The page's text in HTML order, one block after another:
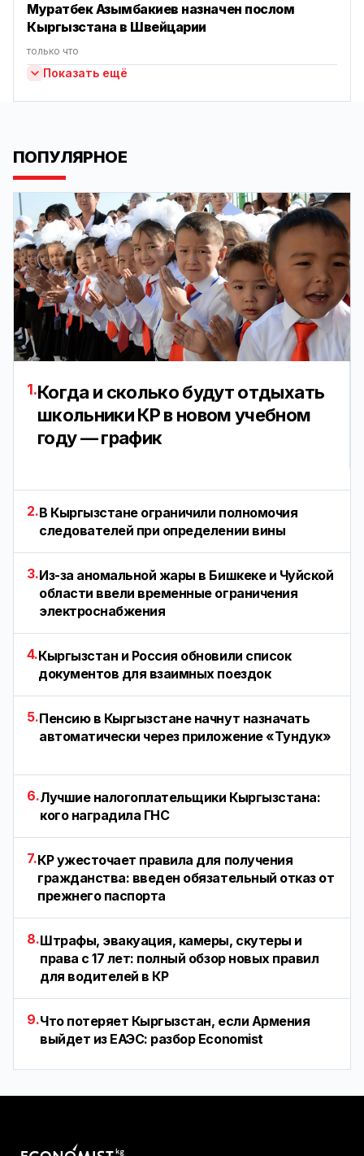
Муратбек Азымбакиев назначен послом
Кыргызстана в Швейцарии
только что
Показать ещё
ПОПУЛЯРНОЕ
1.Когда и сколько будут отдыхать
школьники КР в новом учебном
году — график
2.В Кыргызстане ограничили полномочия
следователей при определении вины
3.Из-за аномальной жары в Бишкеке и Чуйской
области ввели временные ограничения
электроснабжения
4.Кыргызстан и Россия обновили список
документов для взаимных поездок
5.Пенсию в Кыргызстане начнут назначать
автоматически через приложение «Тундук»
6.Лучшие налогоплательщики Кыргызстана:
кого наградила ГНС
7.КР ужесточает правила для получения
гражданства: введен обязательный отказ от
прежнего паспорта
8.Штрафы, эвакуация, камеры, скутеры и
права с 17 лет: полный обзор новых правил
для водителей в КР
9.Что потеряет Кыргызстан, если Армения
выйдет из ЕАЭС: разбор Economist